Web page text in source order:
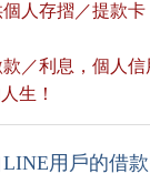
人存摺／提款
／利息，個人
生！
LINE用戶的借